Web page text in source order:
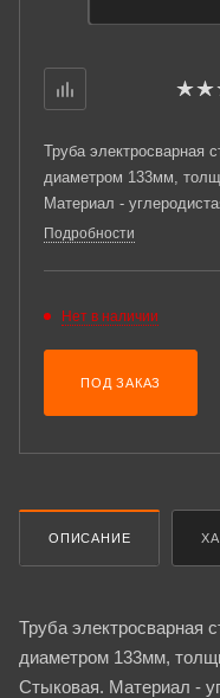
Труба электросварная
диаметром 133мм,
Материал -
ГОСТ 10705-80.
Подробности
Нет в наличии
ПОД ЗАКАЗ
ОПИСАНИЕ
Труба электросварная
диаметром 133мм,
Стыковая. Материал -